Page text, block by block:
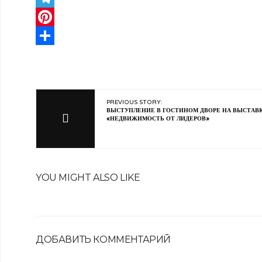
Telegram
Pinterest
PREVIOUS STORY:
ВЫСТУПЛЕНИЕ В ГОСТИНОМ ДВОРЕ НА
«НЕДВИЖИМОСТЬ ОТ ЛИДЕРОВ»
YOU MIGHT ALSO LIKE
ДОБАВИТЬ КОММЕНТАРИЙ